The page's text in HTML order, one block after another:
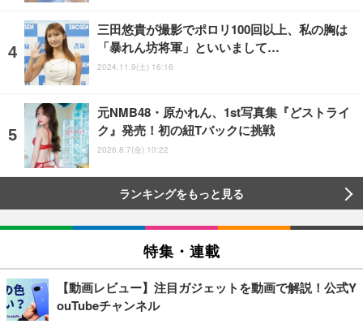
三田悠貴が撮影でポロリ100回以上、私の胸は
「暴れん坊将軍」といいまして…
2024.11.9(土) 16:16
元NMB48・原かれん、1st写真集『どストライ
ク』発売！初の紐Tバックに挑戦
2026.8.7(金) 10:22
ランキングをもっと見る
特集・連載
【動画レビュー】注目ガジェットを動画で解説！公式Y
ouTubeチャンネル